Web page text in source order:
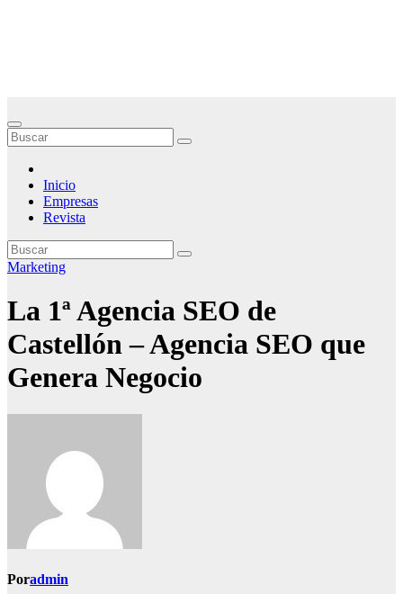
Inicio
Empresas
Revista
Marketing
La 1ª Agencia SEO de
Castellón – Agencia SEO que
Genera Negocio
Poradmin